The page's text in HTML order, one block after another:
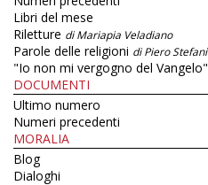
Libri del mese
Riletture di Mariapia Veladiano
Parole delle religioni di Piero Stefani
"Io non mi vergogno del Vangelo"
DOCUMENTI
Ultimo numero
Numeri precedenti
MORALIA
Blog
Dialoghi